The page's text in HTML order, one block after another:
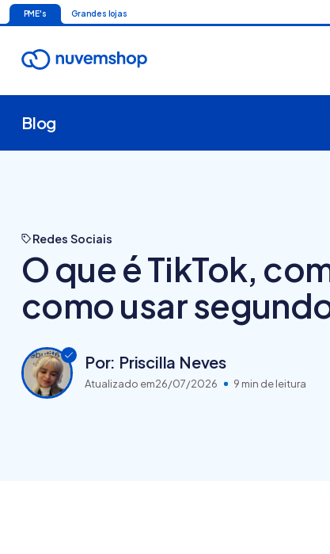
PME's Grandes lojas
Blog
Redes Sociais
O que é TikTok,
como usar
Por: Priscilla Neves
Atualizado em26/07/2026 9 min de leitura